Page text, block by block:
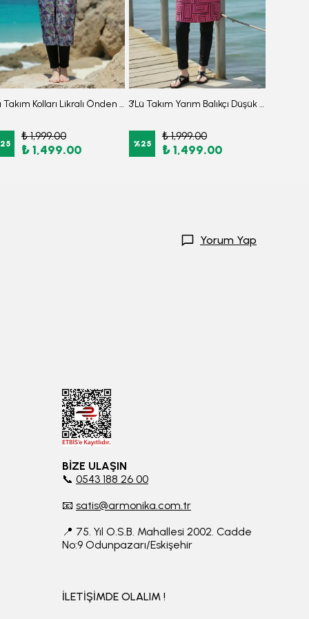
3'lü Takım Kolları Likralı Önden Fermuarlı Yırtmaçlı Maksi Burkini Tesettür Mayo D27
25
₺ 1,999.00
₺ 1,499.00
3'Lü Takım Yarım Balıkçı Düşük Omuz Yarasakol Likralı Kumaş Burkini Tesettür Mayo D7
%25
₺ 1,999.00
₺ 1,499.00
Yorum Yap
BİZE ULAŞIN
📞 0543 188 26 00
📧 satis@armonika.com.tr
📍 75. Yıl O.S.B. Mahallesi 2002. Cadde
No:9 Odunpazarı/Eskişehir
İLETİŞİMDE OLALIM !